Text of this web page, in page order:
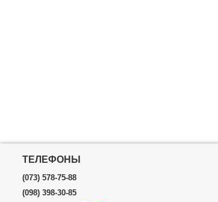
ТЕЛЕФОНЫ
(073) 578-75-88
(098) 398-30-85